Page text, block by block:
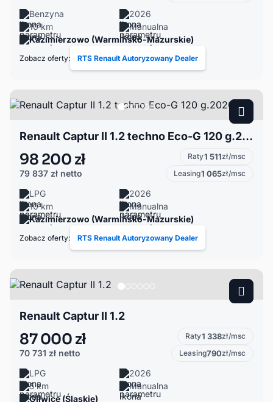
Benzyna
2026
10 km
Manualna
Kazimierzowo (Warmińsko-Mazurskie)
Zobacz oferty: RTS Renault Autoryzowany Dealer
Renault Captur II 1.2 techno Eco-G 120 g.2026
98 200 zł
79 837 zł netto
Raty1 511zł/msc
Leasing1 065zł/msc
LPG
2026
10 km
Manualna
Kazimierzowo (Warmińsko-Mazurskie)
Zobacz oferty: RTS Renault Autoryzowany Dealer
Renault Captur II 1.2
87 000 zł
70 731 zł netto
Raty1 338zł/msc
Leasing790zł/msc
LPG
2026
5 km
Manualna
Gliwice (Śląskie)